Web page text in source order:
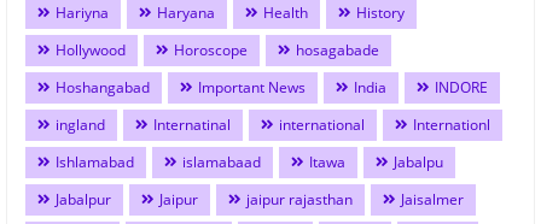
Hariyna
Haryana Health
History
Hollywood
Horoscope
hosagabade
Hoshangabad
Important News India
INDORE
ingland
Internatinal international
Internationl
Ishlamabad
islamabaad Itawa
Jabalpu
Jabalpur
Jaipur jaipur rajasthan
Jaisalmer